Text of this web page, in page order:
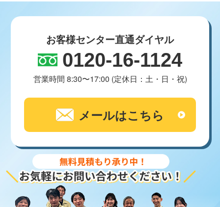
お客様センター直通ダイヤル
0120-16-1124
営業時間 8:30〜17:00 (定休日：土・日・祝)
メールはこちら